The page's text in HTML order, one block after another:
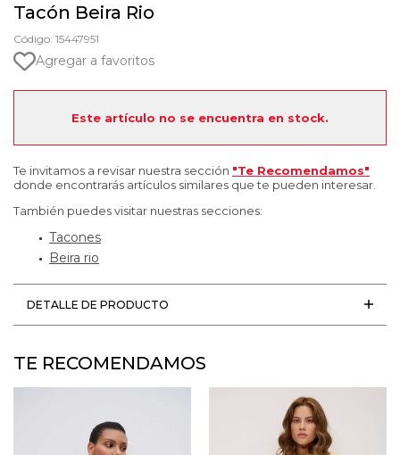
Tacón Beira Rio
Código: 15447951
Agregar a favoritos
Este artículo no se encuentra en stock.
Te invitamos a revisar nuestra sección "Te Recomendamos"
donde encontrarás artículos similares que te pueden interesar.
También puedes visitar nuestras secciones:
Tacones
Beira rio
DETALLE DE PRODUCTO
TE RECOMENDAMOS